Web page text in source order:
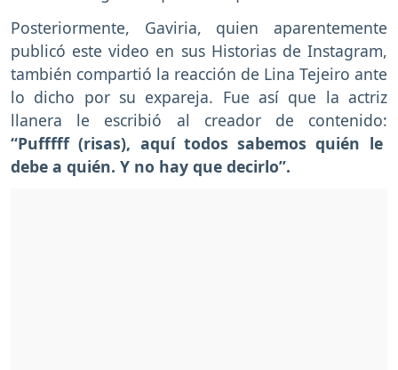
Posteriormente, Gaviria, quien aparentemente
publicó este video en sus Historias de Instagram,
también compartió la reacción de Lina Tejeiro ante
lo dicho por su expareja. Fue así que la actriz
llanera le escribió al creador de contenido:
“Pufffff (risas), aquí todos sabemos quién le
debe a quién. Y no hay que decirlo”.